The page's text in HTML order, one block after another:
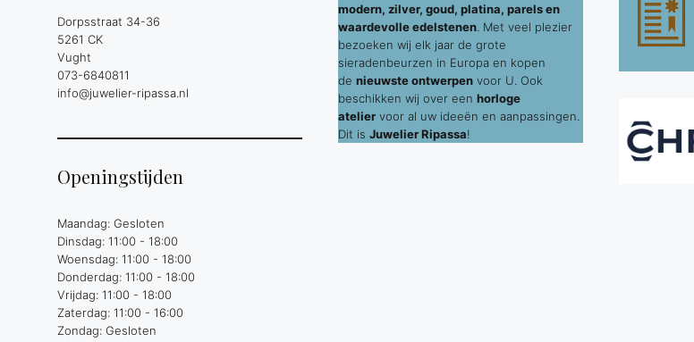
Dorpsstraat 34-36
5261 CK
Vught
073-6840811
info@juwelier-ripassa.nl
Openingstijden
Maandag: Gesloten
Dinsdag: 11:00 - 18:00
Woensdag: 11:00 - 18:00
Donderdag: 11:00 - 18:00
Vrijdag: 11:00 - 18:00
Zaterdag: 11:00 - 16:00
Zondag: Gesloten
modern, zilver, goud, platina, parels en
waardevolle edelstenen . Met veel plezier
bezoeken wij elk jaar de grote
sieradenbeurzen in Europa en kopen
de nieuwste ontwerpen voor U. Ook
beschikken wij over een horloge
atelier voor al uw ideeën en aanpassingen.
Dit is Juwelier Ripassa!